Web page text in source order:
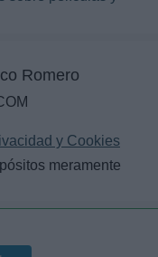
Romero
y Cookies
meramente